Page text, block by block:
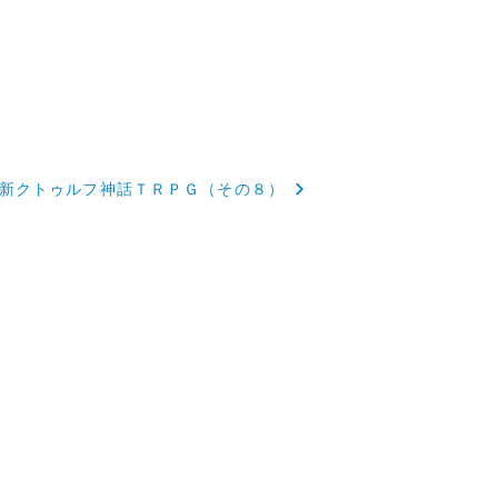
クトゥルフ神話ＴＲＰＧ（その８）